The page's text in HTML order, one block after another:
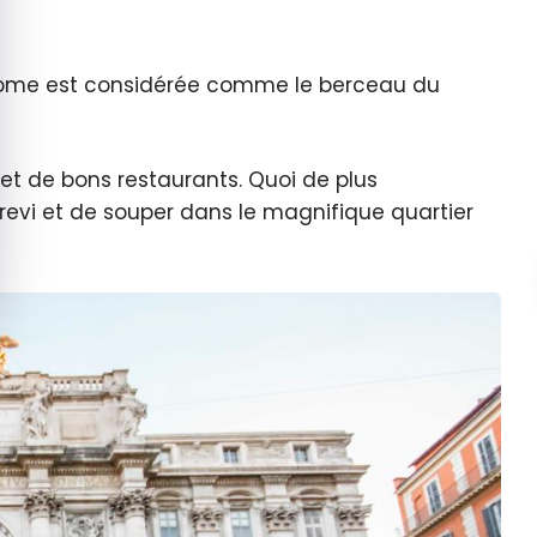
est considérée comme le berceau du
de bons restaurants. Quoi de plus
et de souper dans le magnifique quartier